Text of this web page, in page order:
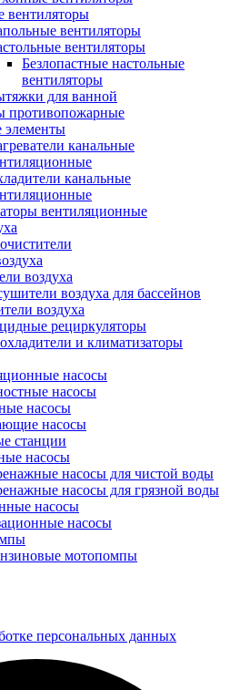
вентиляторы
вентиляторы
вентиляторы
Безлопастные настольные
вентиляторы
для ванной
противопожарные
элементы
канальные
канальные
вентиляционные
воздуха
воздуха для бассейнов
воздуха
рециркуляторы
и климатизаторы
насосы
насосы
насосы
насосы
станции
насосы
насосы для чистой воды
насосы для грязной воды
насосы
насосы
мотопомпы
персональных данных